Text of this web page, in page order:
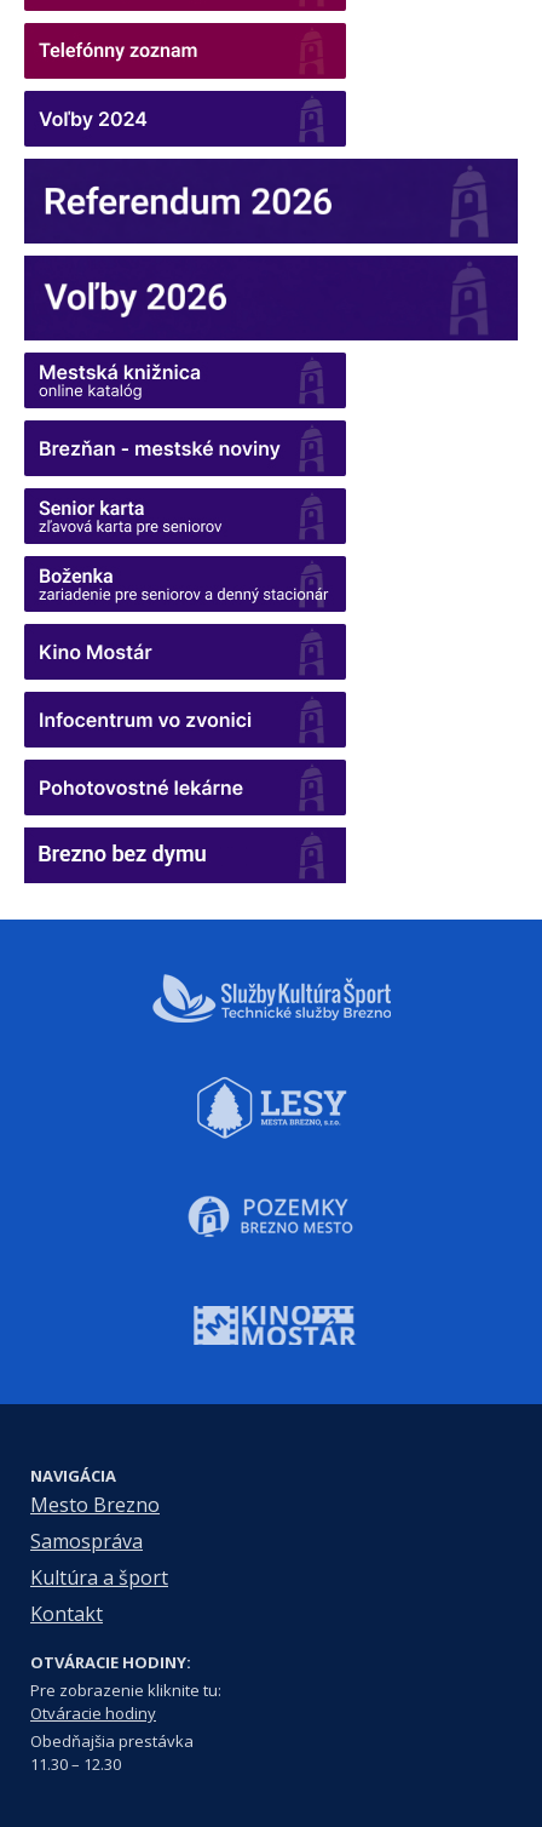
NAVIGÁCIA
Mesto Brezno
Samospráva
Kultúra a šport
Kontakt
OTVÁRACIE HODINY:
Pre zobrazenie kliknite tu:
Otváracie hodiny
Obedňajšia prestávka
11.30 – 12.30